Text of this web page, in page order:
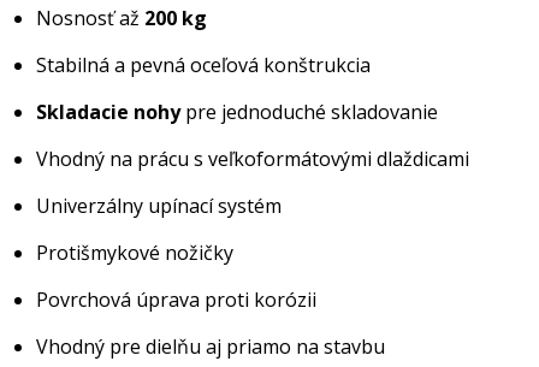
Nosnosť až 200 kg
Stabilná a pevná oceľová konštrukcia
Skladacie nohypre jednoduché skladovanie
Vhodný na prácu s veľkoformátovými dlaždicami
Univerzálny upínací systém
Protišmykové nožičky
Povrchová úprava proti korózii
Vhodný pre dielňu aj priamo na stavbu